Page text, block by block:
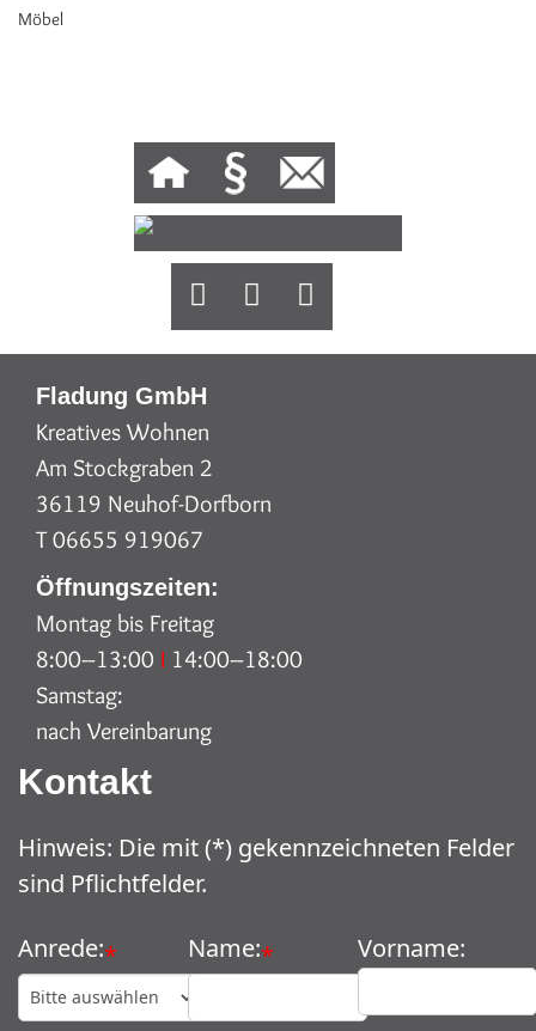
Möbel
Fladung GmbH
Kreatives Wohnen
Am Stockgraben 2
36119 Neuhof-Dorfborn
T 06655 919067
Öffnungszeiten:
Montag bis Freitag
8:00–13:00 I 14:00–18:00
Samstag:
nach Vereinbarung
Kontakt
Hinweis: Die mit (*) gekennzeichneten Felder
sind Pflichtfelder.
Anrede:* Name:* Vorname: